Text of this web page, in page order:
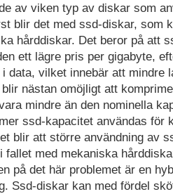
av viken typ av diskar som
blir det med ssd-diskar, som
hårddiskar. Det beror på att
ett lägre pris per gigabyte,
i data, vilket innebär att mindre
blir nästan omöjligt att
mindre än den nominella
ssd-kapacitet användas för
blir att större användning av
fallet med mekaniska
på det här problemet är en
Ssd-diskar kan med fördel